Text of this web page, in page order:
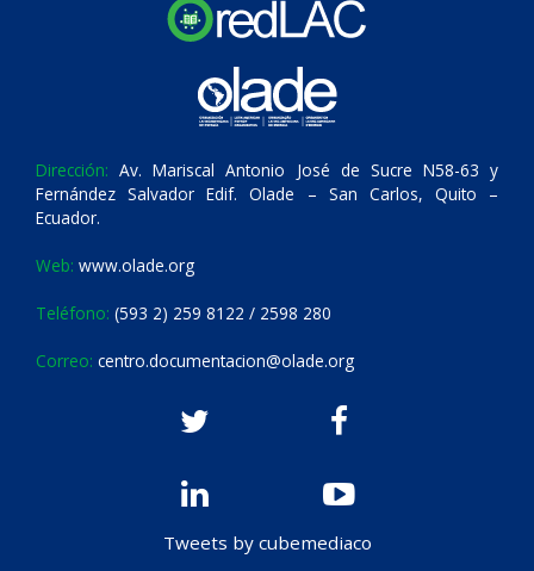
Dirección: Av. Mariscal Antonio José de Sucre N58-63 y
Fernández Salvador Edif. Olade – San Carlos, Quito –
Ecuador.
Web: www.olade.org
Teléfono: (593 2) 259 8122 / 2598 280
Correo: centro.documentacion@olade.org
Tweets by cubemediaco